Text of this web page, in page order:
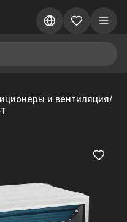
и вентиляция/